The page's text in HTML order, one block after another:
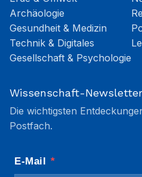
Archäologie
Gesundheit & Medizin
Technik & Digitales
Gesellschaft & Psychologie
Wissenschaft-Newsletter
Die wichtigsten
Postfach.